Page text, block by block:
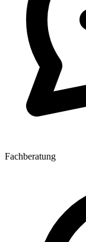
Fachberatung